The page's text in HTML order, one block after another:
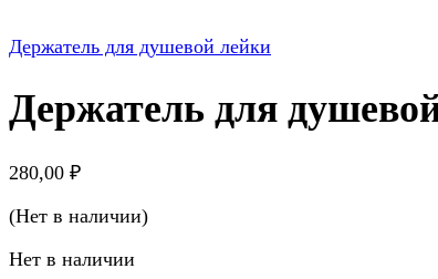
Держатель для душевой лейки
Держатель для
280,00 ₽
(Нет в наличии)
Нет в наличии